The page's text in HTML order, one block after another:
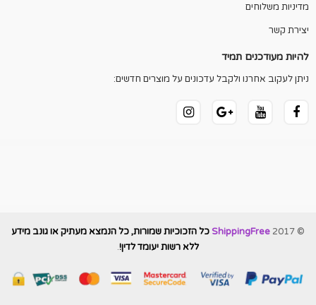
מדיניות משלוחים
יצירת קשר
להיות מעודכנים תמיד
ניתן לעקוב אחרנו ולקבל עדכונים על מוצרים חדשים:
© 2017
ShippingFreeכל הזכוכיות שמורות, כל הנמצא מעתיק או גונב מידע
ללא רשות יעומד לדין!.